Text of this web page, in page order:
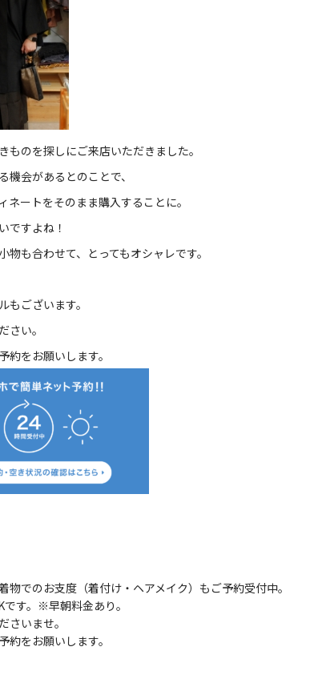
ものを探しにご来店いただきました。
機会があるとのことで、
ネートをそのまま購入することに。
ですよね！
物も合わせて、とってもオシャレです。
もございます。
さい。
約をお願いします。
物でのお支度（着付け・ヘアメイク）もご予約受付中。
す。※早朝料金あり。
さいませ。
をお願いします。